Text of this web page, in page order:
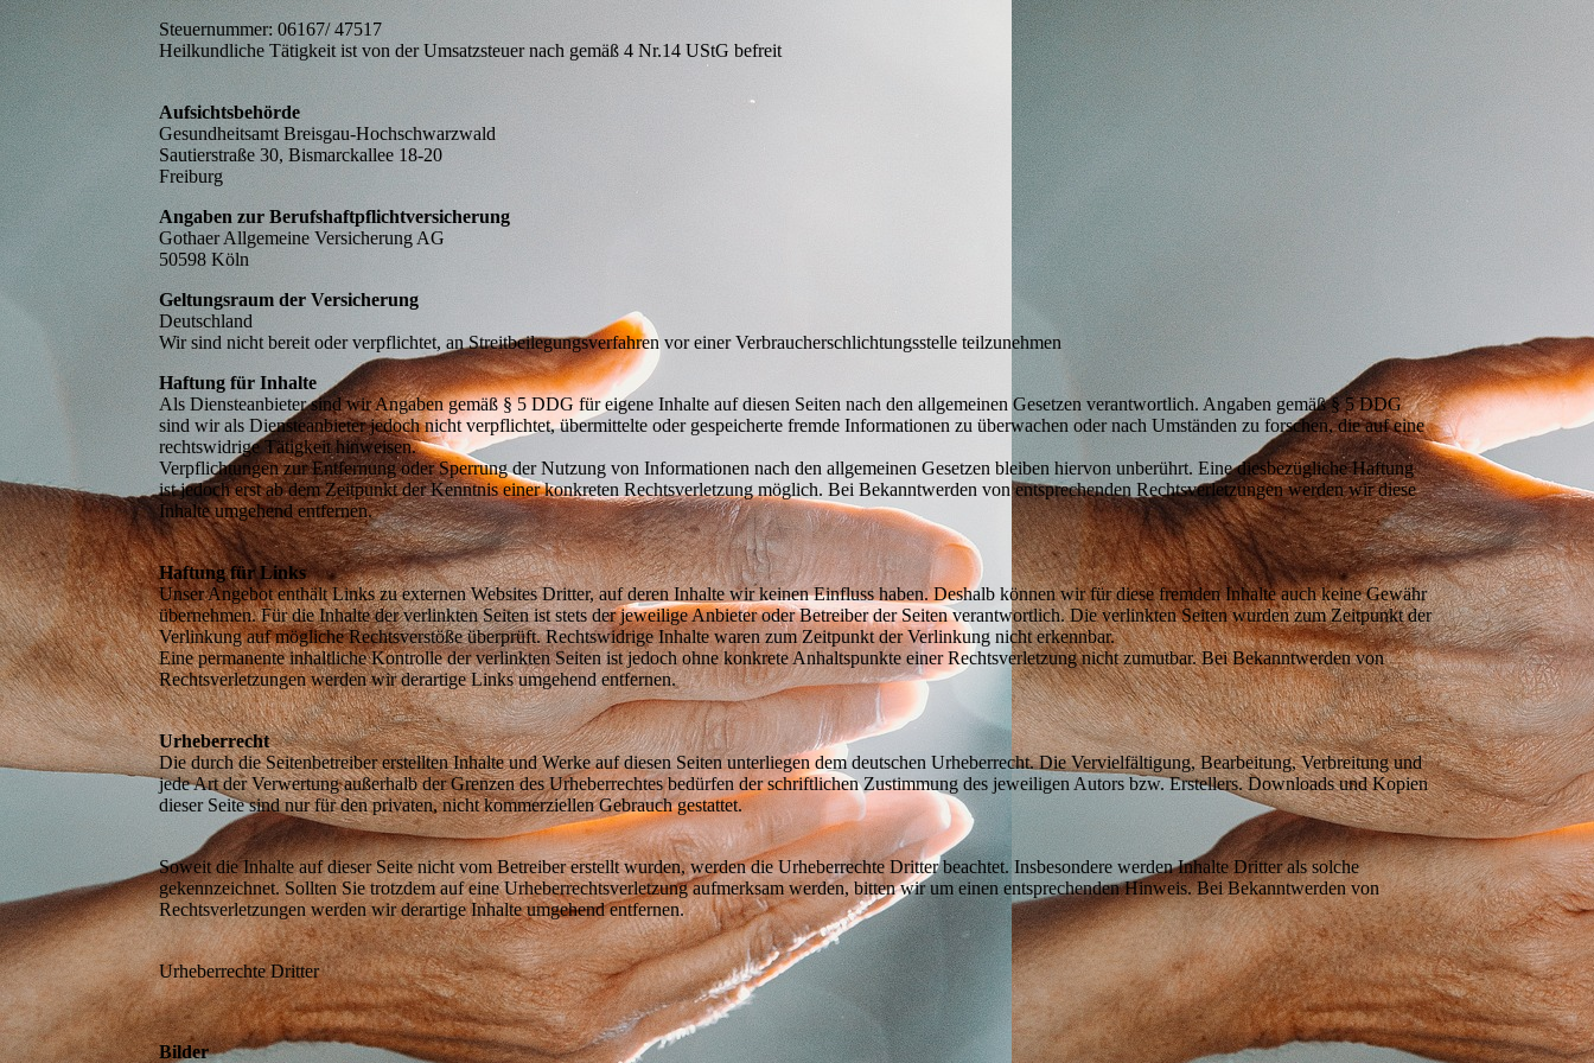
Steuernummer: 06167/ 47517
Heilkundliche Tätigkeit ist von der Umsatzsteuer nach gemäß 4 Nr.14 UStG befreit
Aufsichtsbehörde
Gesundheitsamt Breisgau-Hochschwarzwald
Sautierstraße 30, Bismarckallee 18-20
Freiburg
Angaben zur Berufshaftpflichtversicherung
Gothaer Allgemeine Versicherung AG
50598 Köln
Geltungsraum der Versicherung
Deutschland
Wir sind nicht bereit oder verpflichtet, an Streitbeilegungsverfahren vor einer Verbraucherschlichtungsstelle teilzunehmen
Haftung für Inhalte
Als Diensteanbieter sind wir Angaben gemäß § 5 DDG für eigene Inhalte auf diesen Seiten nach den allgemeinen Gesetzen verantwortlich. Angaben gemäß § 5 DDG
sind wir als Diensteanbieter jedoch nicht verpflichtet, übermittelte oder gespeicherte fremde Informationen zu überwachen oder nach Umständen zu forschen, die auf eine
rechtswidrige Tätigkeit hinweisen.
Verpflichtungen zur Entfernung oder Sperrung der Nutzung von Informationen nach den allgemeinen Gesetzen bleiben hiervon unberührt. Eine diesbezügliche Haftung
ist jedoch erst ab dem Zeitpunkt der Kenntnis einer konkreten Rechtsverletzung möglich. Bei Bekanntwerden von entsprechenden Rechtsverletzungen werden wir diese
Inhalte umgehend entfernen.
Haftung für Links
Unser Angebot enthält Links zu externen Websites Dritter, auf deren Inhalte wir keinen Einfluss haben. Deshalb können wir für diese fremden Inhalte auch keine Gewähr
übernehmen. Für die Inhalte der verlinkten Seiten ist stets der jeweilige Anbieter oder Betreiber der Seiten verantwortlich. Die verlinkten Seiten wurden zum Zeitpunkt der
Verlinkung auf mögliche Rechtsverstöße überprüft. Rechtswidrige Inhalte waren zum Zeitpunkt der Verlinkung nicht erkennbar.
Eine permanente inhaltliche Kontrolle der verlinkten Seiten ist jedoch ohne konkrete Anhaltspunkte einer Rechtsverletzung nicht zumutbar. Bei Bekanntwerden von
Rechtsverletzungen werden wir derartige Links umgehend entfernen.
Urheberrecht
Die durch die Seitenbetreiber erstellten Inhalte und Werke auf diesen Seiten unterliegen dem deutschen Urheberrecht. Die Vervielfältigung, Bearbeitung, Verbreitung und
jede Art der Verwertung außerhalb der Grenzen des Urheberrechtes bedürfen der schriftlichen Zustimmung des jeweiligen Autors bzw. Erstellers. Downloads und Kopien
dieser Seite sind nur für den privaten, nicht kommerziellen Gebrauch gestattet.
Soweit die Inhalte auf dieser Seite nicht vom Betreiber erstellt wurden, werden die Urheberrechte Dritter beachtet. Insbesondere werden Inhalte Dritter als solche
gekennzeichnet. Sollten Sie trotzdem auf eine Urheberrechtsverletzung aufmerksam werden, bitten wir um einen entsprechenden Hinweis. Bei Bekanntwerden von
Rechtsverletzungen werden wir derartige Inhalte umgehend entfernen.
Urheberrechte Dritter
Bilder